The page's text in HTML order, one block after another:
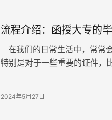
流程介绍：函授大专的
在我们的日常生活中，常常
特别是对于一些重要的证件，
后，就需要积极联系原毕业学
2024年5月27日